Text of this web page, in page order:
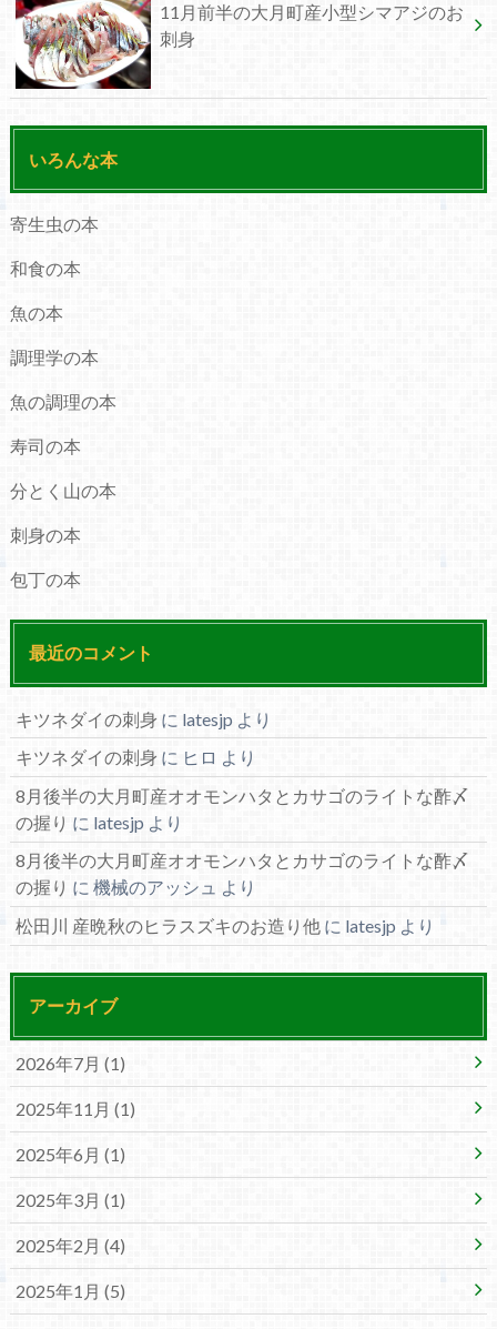
11月前半の大月町産小型シマアジのお
刺身
いろんな本
寄生虫の本
和食の本
魚の本
調理学の本
魚の調理の本
寿司の本
分とく山の本
刺身の本
包丁の本
最近のコメント
キツネダイの刺身 に latesjp より
キツネダイの刺身 に ヒロ より
8月後半の大月町産オオモンハタとカサゴのライトな酢〆
の握り に latesjp より
8月後半の大月町産オオモンハタとカサゴのライトな酢〆
の握り に 機械のアッシュ より
松田川 産晩秋のヒラスズキのお造り他に latesjp より
アーカイブ
2026年7月 (1)
2025年11月 (1)
2025年6月 (1)
2025年3月 (1)
2025年2月 (4)
2025年1月 (5)